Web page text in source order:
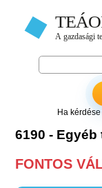
Ha
6190 -
FONTOS